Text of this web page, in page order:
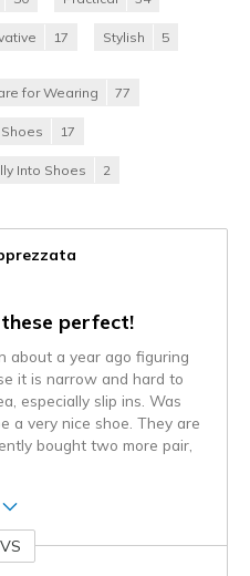
17 Stylish 5
for Wearing 77
17
Into Shoes 2
perfect!
about a year ago figuring
it is narrow and hard to
especially slip ins. Was
a very nice shoe. They are
bought two more pair,
VS